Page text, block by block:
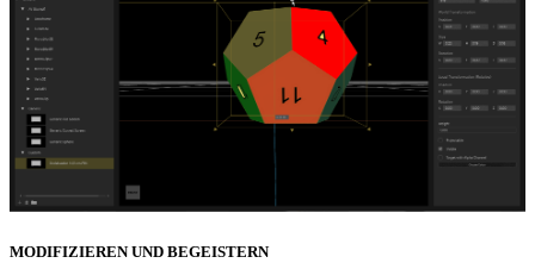
MODIFIZIEREN UND BEGEISTERN